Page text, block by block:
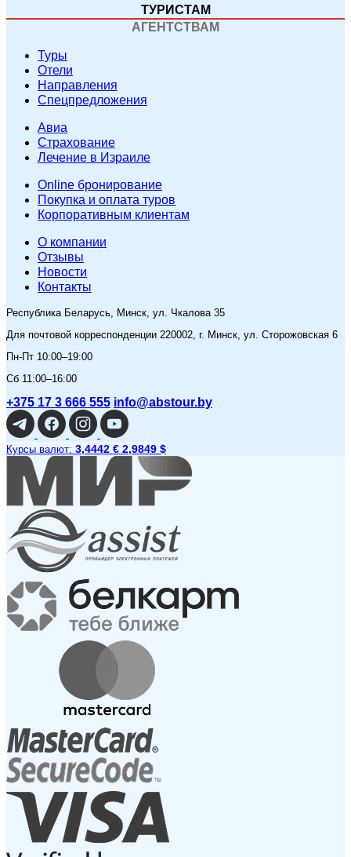
ТУРИСТАМ
АГЕНТСТВАМ
Туры
Отели
Направления
Спецпредложения
Авиа
Страхование
Лечение в Израиле
Online бронирование
Покупка и оплата туров
Корпоративным клиентам
O компании
Отзывы
Новости
Контакты
Республика Беларусь, Минск, ул. Чкалова 35
Для почтовой корреспонденции 220002, г. Минск, ул. Сторожовская 6
Пн-Пт 10:00–19:00
Сб 11:00–16:00
+375 17 3 666 555 info@abstour.by
Курсы валют: 3,4442 € 2,9849 $